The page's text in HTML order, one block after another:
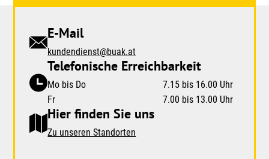
E-Mail
kundendienst@buak.at
Telefonische Erreichbarkeit
Mo bis Do
7.15 bis 16.00 Uhr
Fr
7.00 bis 13.00 Uhr
Hier finden Sie uns
Zu unseren Standorten